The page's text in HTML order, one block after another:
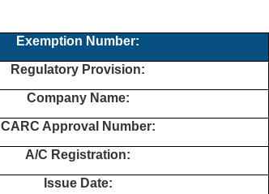
Exemption Number:
Regulatory Provision:
Company Name:
CARC Approval Number:
A/C Registration:
Issue Date: